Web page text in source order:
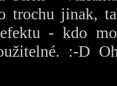
trochu jinak,
- kdo
:-D